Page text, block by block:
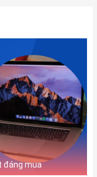
đáng mua